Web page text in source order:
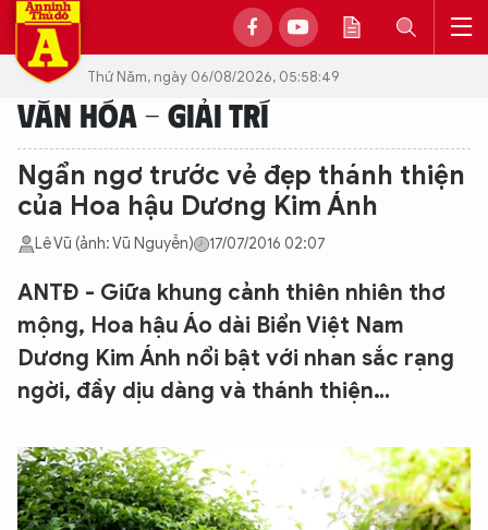
Thứ Năm, ngày 06/08/2026, 05:58:49
VĂN HÓA - GIẢI TRÍ
Ngẩn ngơ trước vẻ đẹp thánh thiện
của Hoa hậu Dương Kim Ánh
Lê Vũ (ảnh: Vũ Nguyễn) 17/07/2016 02:07
ANTĐ - Giữa khung cảnh thiên nhiên thơ
mộng, Hoa hậu Áo dài Biển Việt Nam
Dương Kim Ánh nổi bật với nhan sắc rạng
ngời, đầy dịu dàng và thánh thiện…